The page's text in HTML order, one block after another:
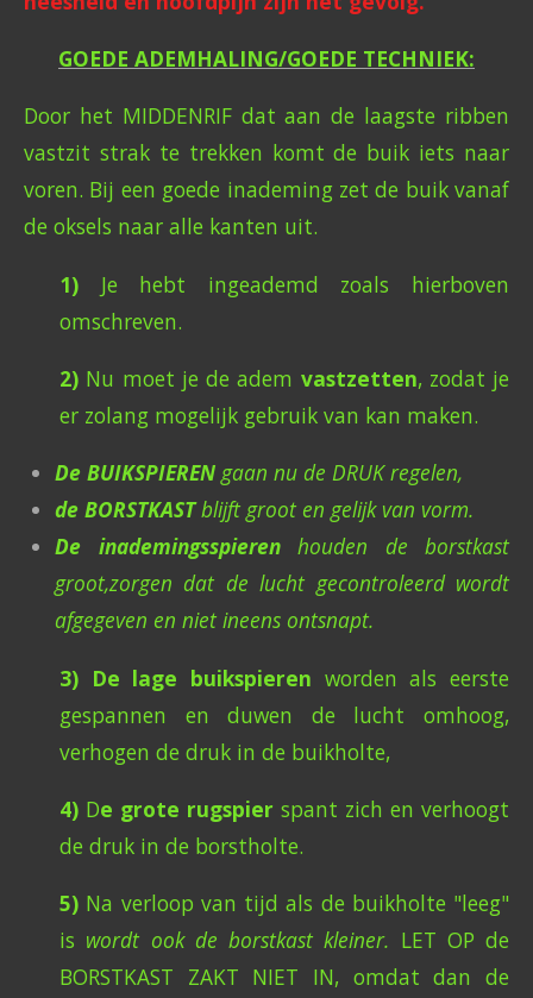
GOEDE ADEMHALING/GOEDE TECHNIEK:
Door het MIDDENRIF dat aan de laagste ribben
vastzit strak te trekken komt de buik iets naar
voren. Bij een goede inademing zet de buik vanaf
de oksels naar alle kanten uit.
1) Je hebt ingeademd zoals hierboven
omschreven.
2) Nu moet je de adem vastzetten, zodat je
er zolang mogelijk gebruik van kan maken.
De BUIKSPIEREN gaan nu de DRUK regelen,
de BORSTKASTblijft groot en gelijk van vorm.
De inademingsspierenhouden de borstkast
groot,zorgen dat de lucht gecontroleerd wordt
afgegeven en niet ineens ontsnapt.
3) De lage buikspieren worden als eerste
gespannen en duwen de lucht omhoog,
verhogen de druk in de buikholte,
4) De grote rugspier spant zich en verhoogt
de druk in de borstholte.
5) Na verloop van tijd als de buikholte "leeg"
is wordt ook de borstkast kleiner. LET OP de
BORSTKAST ZAKT NIET IN, omdat dan de